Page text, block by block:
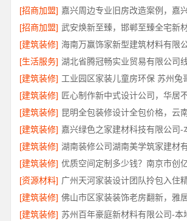
[招商加盟]
[招商加盟]
[建筑装修]
[生活服务]
[建筑装修]
[建筑装修]
[建筑装修]
[建筑装修]
[建筑装修]
[建筑装修]
[资源材料] 广州天河家装设计团队拎包入住
[建筑装修] 佛山市区家装装饰老房翻新，雅
[建筑装修]